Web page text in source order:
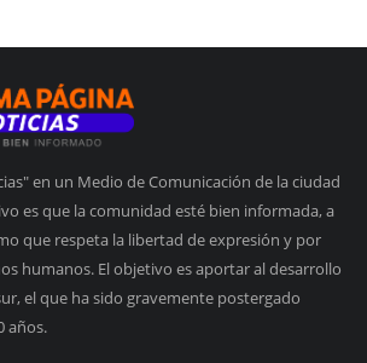
en un Medio de Comunicación de la ciudad
es que la comunidad esté bien informada, a
que respeta la libertad de expresión y por
humanos. El objetivo es aportar al desarrollo
el que ha sido gravemente postergado
años.